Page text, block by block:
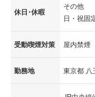
休日･休暇
その他
日・祝固
受動喫煙対策 屋内禁煙
勤務地 東京都 八